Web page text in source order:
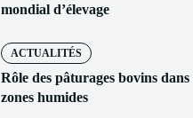
mondial d’élevage
ACTUALITÉS
Rôle des pâturages bovins
zones humides